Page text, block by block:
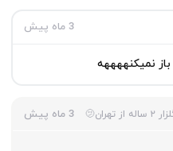
3 ماه پیش
نمیکنههههه
3 ماه پیش